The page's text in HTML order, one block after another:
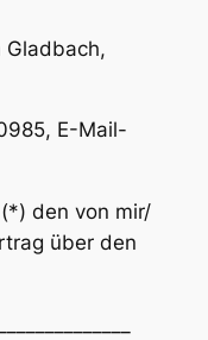
Gladbach,
E-Mail-
den von mir/
über den